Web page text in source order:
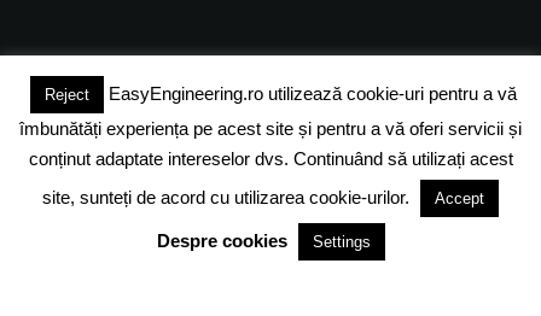
(c) 2024 - FineEngineeringMagazine. All rights reserved.
DESPRE NOI ADVERTISING JOBS DESPRE COOKIES
POLITICA DE CONFIDENTIALITATE TERMENI SI CONDITII
Reject
EasyEngineering.ro utilizează cookie-uri pentru a vă
îmbunătăți experiența pe acest site și pentru a vă oferi servicii și
conținut adaptate intereselor dvs. Continuând să utilizați acest
site, sunteți de acord cu utilizarea cookie-urilor.
Accept
Despre cookies Settings